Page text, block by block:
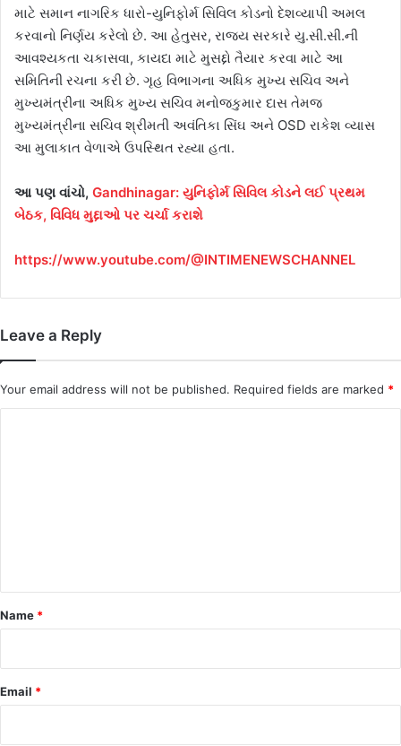
માટે સમાન નાગરિક ધારો-યુનિફોર્મ સિવિલ કોડનો દેશવ્યાપી અમલ
કરવાનો નિર્ણય કરેલો છે. આ હેતુસર, રાજ્ય સરકારે યુ.સી.સી.ની
આવશ્યકતા ચકાસવા, કાયદા માટે મુસદ્દો તૈયાર કરવા માટે આ
સમિતિની રચના કરી છે. ગૃહ વિભાગના અધિક મુખ્ય સચિવ અને
મુખ્યમંત્રીના અધિક મુખ્ય સચિવ મનોજકુમાર દાસ તેમજ
મુખ્યમંત્રીના સચિવ શ્રીમતી અવંતિકા સિંઘ અને OSD રાકેશ વ્યાસ
આ મુલાકાત વેળાએ ઉપસ્થિત રહ્યા હતા.
આ પણ વાંચો, Gandhinagar: યુનિફોર્મ સિવિલ કોડને લઈ પ્રથમ
બેઠક, વિવિધ મુદ્દાઓ પર ચર્ચા કરાશે
https://www.youtube.com/@INTIMENEWSCHANNEL
Leave a Reply
Your email address will not be published. Required fields are marked *
*
Name *
Email *